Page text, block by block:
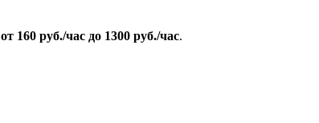
от 160 руб./час до 1300 руб./час.